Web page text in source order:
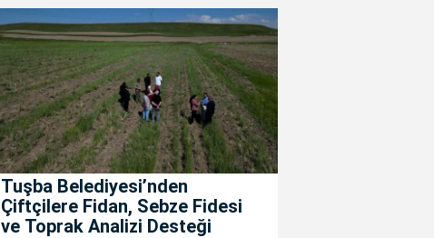
Tuşba Belediyesi’nden
Çiftçilere Fidan, Sebze Fidesi
ve Toprak Analizi Desteği